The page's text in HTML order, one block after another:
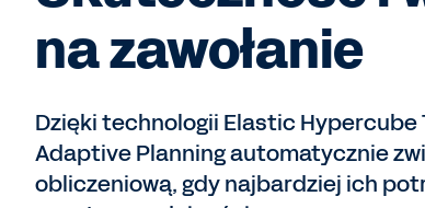
na zawołanie
Dzięki technologii Elastic Hypercube
Adaptive Planning automatycznie
obliczeniową, gdy najbardziej ich